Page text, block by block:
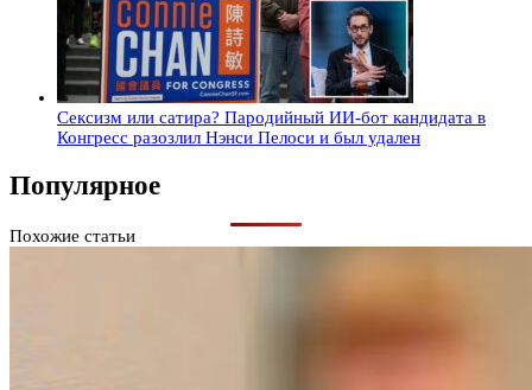
Сексизм или сатира? Пародийный ИИ-бот кандидата в
Конгресс разозлил Нэнси Пелоси и был удален
Популярное
Похожие статьи